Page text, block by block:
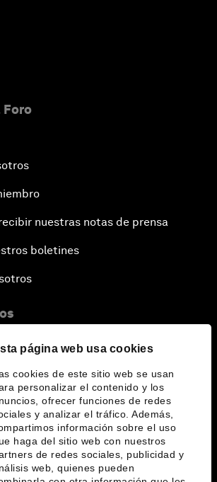
página web usa cookies
cookies de este sitio web se usan
personalizar el contenido y los
ofrecer funciones de redes
y analizar el tráfico. Además,
información sobre el uso
haga del sitio web con nuestros
de redes sociales, publicidad y
web, quienes pueden
Foro
nuestras notas de prensa
boletines
el Foro
idiomas